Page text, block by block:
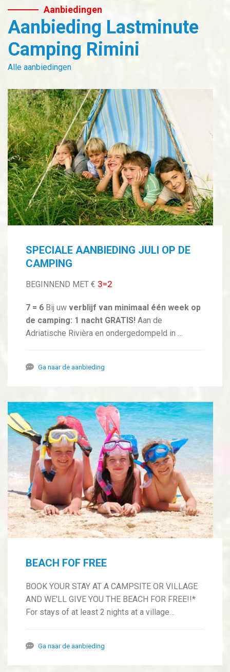
Aanbiedingen
Aanbieding Lastminute
Camping Rimini
Alle aanbiedingen
SPECIALE AANBIEDING JULI OP DE
CAMPING
BEGINNEND MET € 3=2
7 = 6 Bij uw verblijf van minimaal één week op
de camping: 1 nacht GRATIS! Aan de
Adriatische Rivièra en ondergedompeld in …
Ga naar de aanbieding
BEACH FOF FREE
BOOK YOUR STAY AT A CAMPSITE OR VILLAGE
AND WE'LL GIVE YOU THE BEACH FOR FREE!!*
For stays of at least 2 nights at a village…
Ga naar de aanbieding